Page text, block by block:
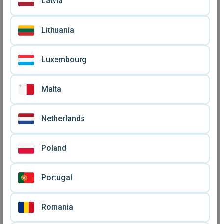
Yugioh Yu-Gi-Oh! Dark
σαν καινούργιο, ιαπωνική
Πακέτο Yugioh σαν
Lithuania
Luxembourg
Malta
Netherlands
Poland
Portugal
Romania